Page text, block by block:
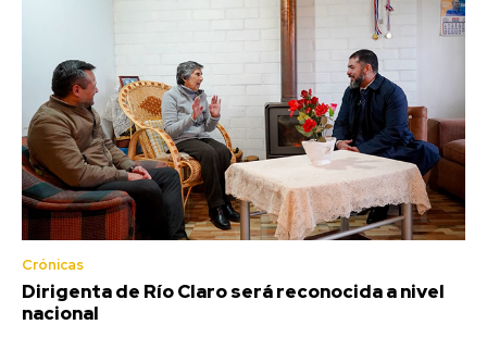
Crónicas
Dirigenta de Río Claro será reconocida a nivel
nacional